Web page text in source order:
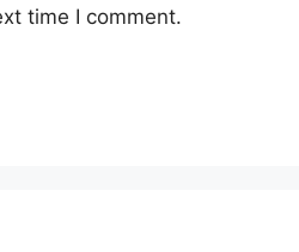
time I comment.